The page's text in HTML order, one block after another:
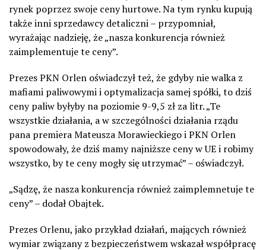
rynek poprzez swoje ceny hurtowe. Na tym rynku kupują
także inni sprzedawcy detaliczni – przypomniał,
wyrażając nadzieję, że „nasza konkurencja również
zaimplementuje te ceny”.
Prezes PKN Orlen oświadczył też, że gdyby nie walka z
mafiami paliwowymi i optymalizacja samej spółki, to dziś
ceny paliw byłyby na poziomie 9-9,5 zł za litr. „Te
wszystkie działania, a w szczególności działania rządu
pana premiera Mateusza Morawieckiego i PKN Orlen
spowodowały, że dziś mamy najniższe ceny w UE i robimy
wszystko, by te ceny mogły się utrzymać” – oświadczył.
„Sądzę, że nasza konkurencja również zaimplemnetuje te
ceny” – dodał Obajtek.
Prezes Orlenu, jako przykład działań, mających również
wymiar związany z bezpieczeństwem wskazał współpracę